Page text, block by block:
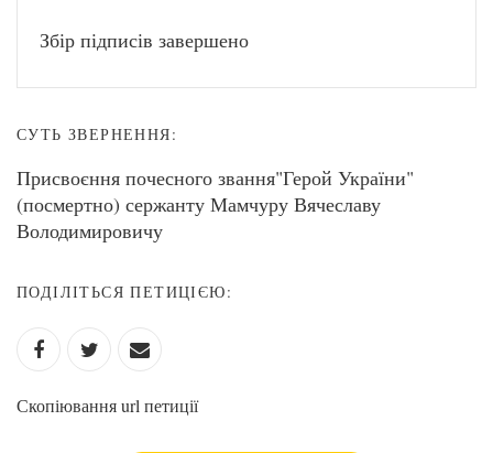
Збір підписів завершено
СУТЬ ЗВЕРНЕННЯ:
Присвоєння почесного звання"Герой України"
(посмертно) сержанту Мамчуру Вячеславу
Володимировичу
ПОДІЛІТЬСЯ ПЕТИЦІЄЮ:
Скопіювання url петиції